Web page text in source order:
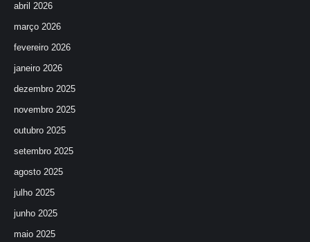
abril 2026
março 2026
fevereiro 2026
janeiro 2026
dezembro 2025
novembro 2025
outubro 2025
setembro 2025
agosto 2025
julho 2025
junho 2025
maio 2025